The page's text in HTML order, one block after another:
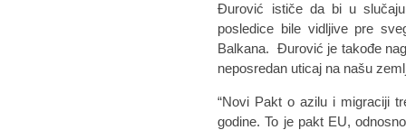
Đurović ističe da bi u slučaju
posledice bile vidljive pre
Balkana. Đurović je takođe
neposredan uticaj na našu
“Novi Pakt o azilu i migraciji
godine. To je pakt EU,